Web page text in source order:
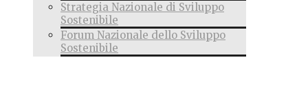
Strategia Nazionale di Sviluppo
Sostenibile
Forum Nazionale dello Sviluppo
Sostenibile